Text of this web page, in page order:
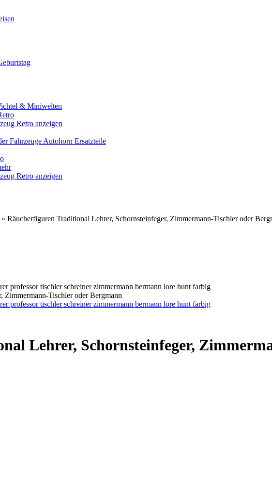
& Miniwelten
Retro anzeigen
Fahrzeuge Autohorn Ersatzteile
Retro anzeigen
» Räucherfiguren Traditional Lehrer, Schornsteinfeger, Zimmermann-Tischler oder
Zimmermann-Tischler oder Bergmann
Lehrer, Schornsteinfeger,